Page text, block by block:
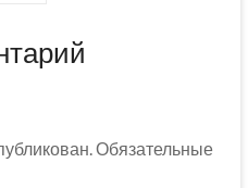
Обязательные